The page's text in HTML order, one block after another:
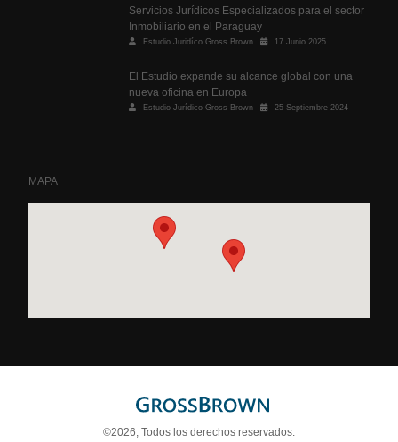
Servicios Jurídicos Especializados para el sector
Inmobiliario en el Paraguay
Estudio Juridíco Gross Brown 17 Junio 2025
El Estudio expande su alcance global con una
nueva oficina en Europa
Estudio Jurídico Gross Brown 25 Septiembre 2024
MAPA
©2026, Todos los derechos reservados.